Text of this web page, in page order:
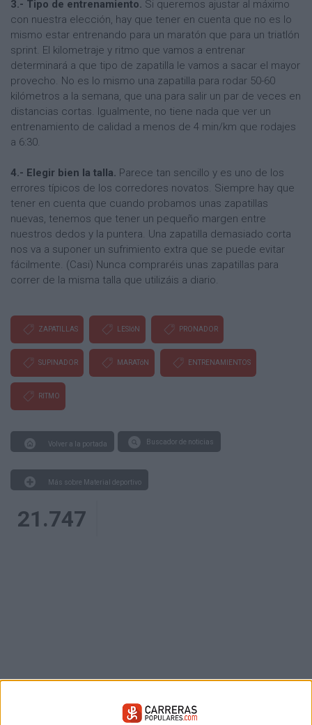
3.- Tipo de entrenamiento. Si queremos ajustar al máximo
con nuestra elección, hay que tener en cuenta que no es lo
mismo estar entrenando para un maratón que para un triatlón
sprint. El kilometraje y ritmo que vamos a entrenar
determinará a que tipo de zapatilla le vamos a sacar el mayor
provecho. No es lo mismo una zapatilla para rodar 50-60
kilómetros a la semana, que una para salir un par de veces en
distancias cortas. Igualmente, no tiene nada que ver un
entrenamiento de calidad a menos de 4 min/km que rodajes
a 6:30.
4.- Elegir bien la talla. Parece tan sencillo y es uno de los
errores típicos de los corredores novatos. Siempre hay que
tener en cuenta que cuando probamos unas zapatillas
nuevas, tenemos que tener un pequeño margen entre
nuestros dedos y la puntera. Una zapatilla demasiado corta
nos va a suponer un sufrimiento extra que se puede evitar
fácilmente. (Casi) Nunca compraréis unas zapatillas para
correr de la misma talla que utilizáis a diario.
ZAPATILLAS LESIóN PRONADOR
SUPINADOR MARATóN ENTRENAMIENTOS
RITMO
Volver a la portada Buscador de noticias
Más sobre Material deportivo
21.747